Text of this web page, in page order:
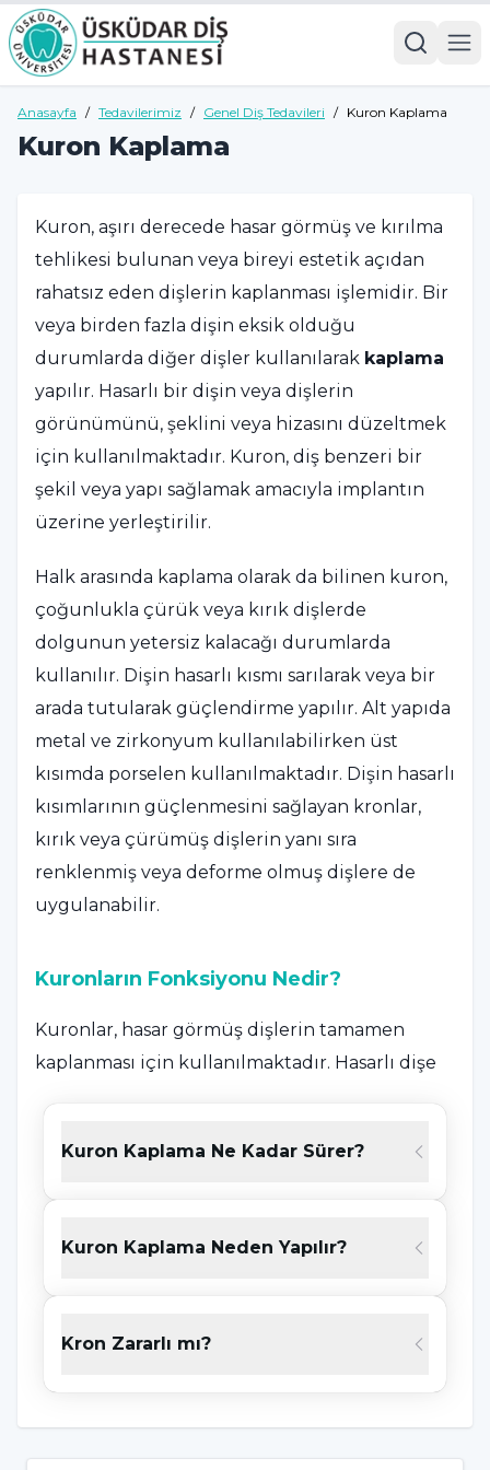
Anasayfa / Tedavilerimiz / Genel Diş Tedavileri / Kuron Kaplama
Kuron Kaplama
Kuron, aşırı derecede hasar görmüş ve kırılma
tehlikesi bulunan veya bireyi estetik açıdan
rahatsız eden dişlerin kaplanması işlemidir. Bir
veya birden fazla dişin eksik olduğu
durumlarda diğer dişler kullanılarak kaplama
yapılır. Hasarlı bir dişin veya dişlerin
görünümünü, şeklini veya hizasını düzeltmek
için kullanılmaktadır. Kuron, diş benzeri bir
şekil veya yapı sağlamak amacıyla implantın
üzerine yerleştirilir.
Halk arasında kaplama olarak da bilinen kuron,
çoğunlukla çürük veya kırık dişlerde
dolgunun yetersiz kalacağı durumlarda
kullanılır. Dişin hasarlı kısmı sarılarak veya bir
arada tutularak güçlendirme yapılır. Alt yapıda
metal ve zirkonyum kullanılabilirken üst
kısımda porselen kullanılmaktadır. Dişin hasarlı
kısımlarının güçlenmesini sağlayan kronlar,
kırık veya çürümüş dişlerin yanı sıra
renklenmiş veya deforme olmuş dişlere de
uygulanabilir.
Kuronların Fonksiyonu Nedir?
Kuronlar, hasar görmüş dişlerin tamamen
kaplanması için kullanılmaktadır. Hasarlı dişe
ya da hizasını düzeltmek için de kullanılabilir.
Kuron, işlevini yerine getirmesi için dişe
implantın üzerine de yerleştirilebilir.
alaşımları, akrilik ya da seramik gibi
malzemeler de kullanılabilir. Bu alaşımlar
genellikle porselenden daha sağlamdır ve arka
Kuron Kaplama Ne Kadar Sürer?
Kuron Kaplama Neden Yapılır?
Kron Zararlı mı?